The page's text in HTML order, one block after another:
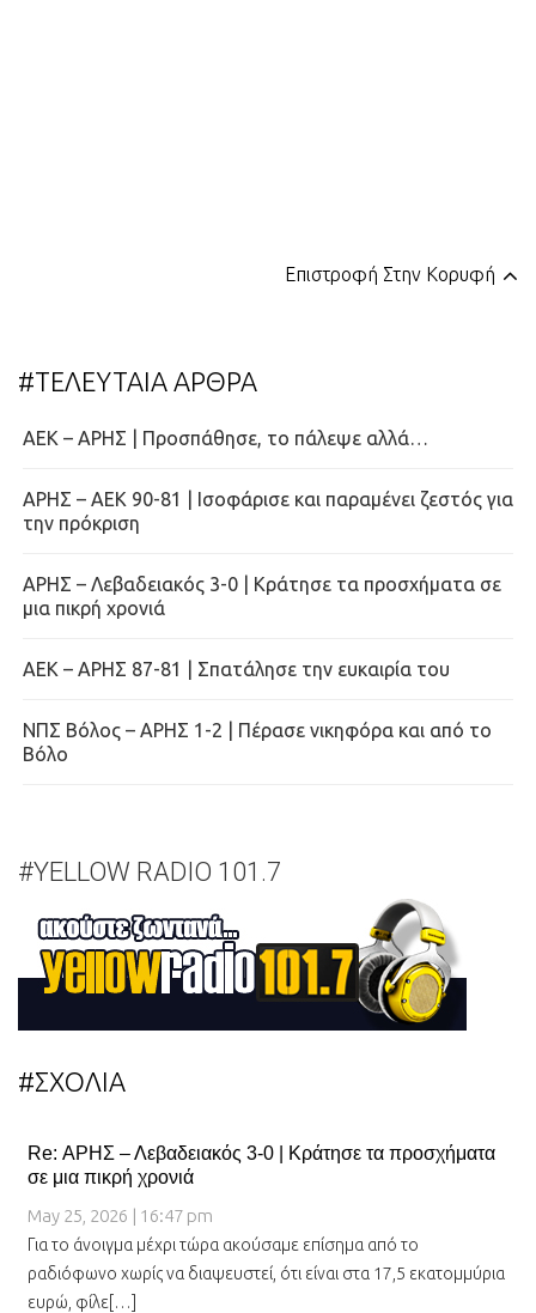
Επιστροφή Στην Κορυφή
#ΤΕΛΕΥΤΑΙΑ ΑΡΘΡΑ
ΑΕΚ – ΑΡΗΣ | Προσπάθησε, το πάλεψε αλλά…
ΑΡΗΣ – ΑΕΚ 90-81 | Ισοφάρισε και παραμένει ζεστός για
την πρόκριση
ΑΡΗΣ – Λεβαδειακός 3-0 | Κράτησε τα προσχήματα σε
μια πικρή χρονιά
ΑΕΚ – ΑΡΗΣ 87-81 | Σπατάλησε την ευκαιρία του
ΝΠΣ Βόλος – ΑΡΗΣ 1-2 | Πέρασε νικηφόρα και από το
Βόλο
#YELLOW RADIO 101.7
#ΣΧΟΛΙΑ
Re: ΑΡΗΣ – Λεβαδειακός 3-0 | Κράτησε τα προσχήματα
σε μια πικρή χρονιά
May 25, 2026 | 16:47 pm
Για το άνοιγμα μέχρι τώρα ακούσαμε επίσημα από το
ραδιόφωνο χωρίς να διαψευστεί, ότι είναι στα 17,5 εκατομμύρια
ευρώ, φίλε[…]